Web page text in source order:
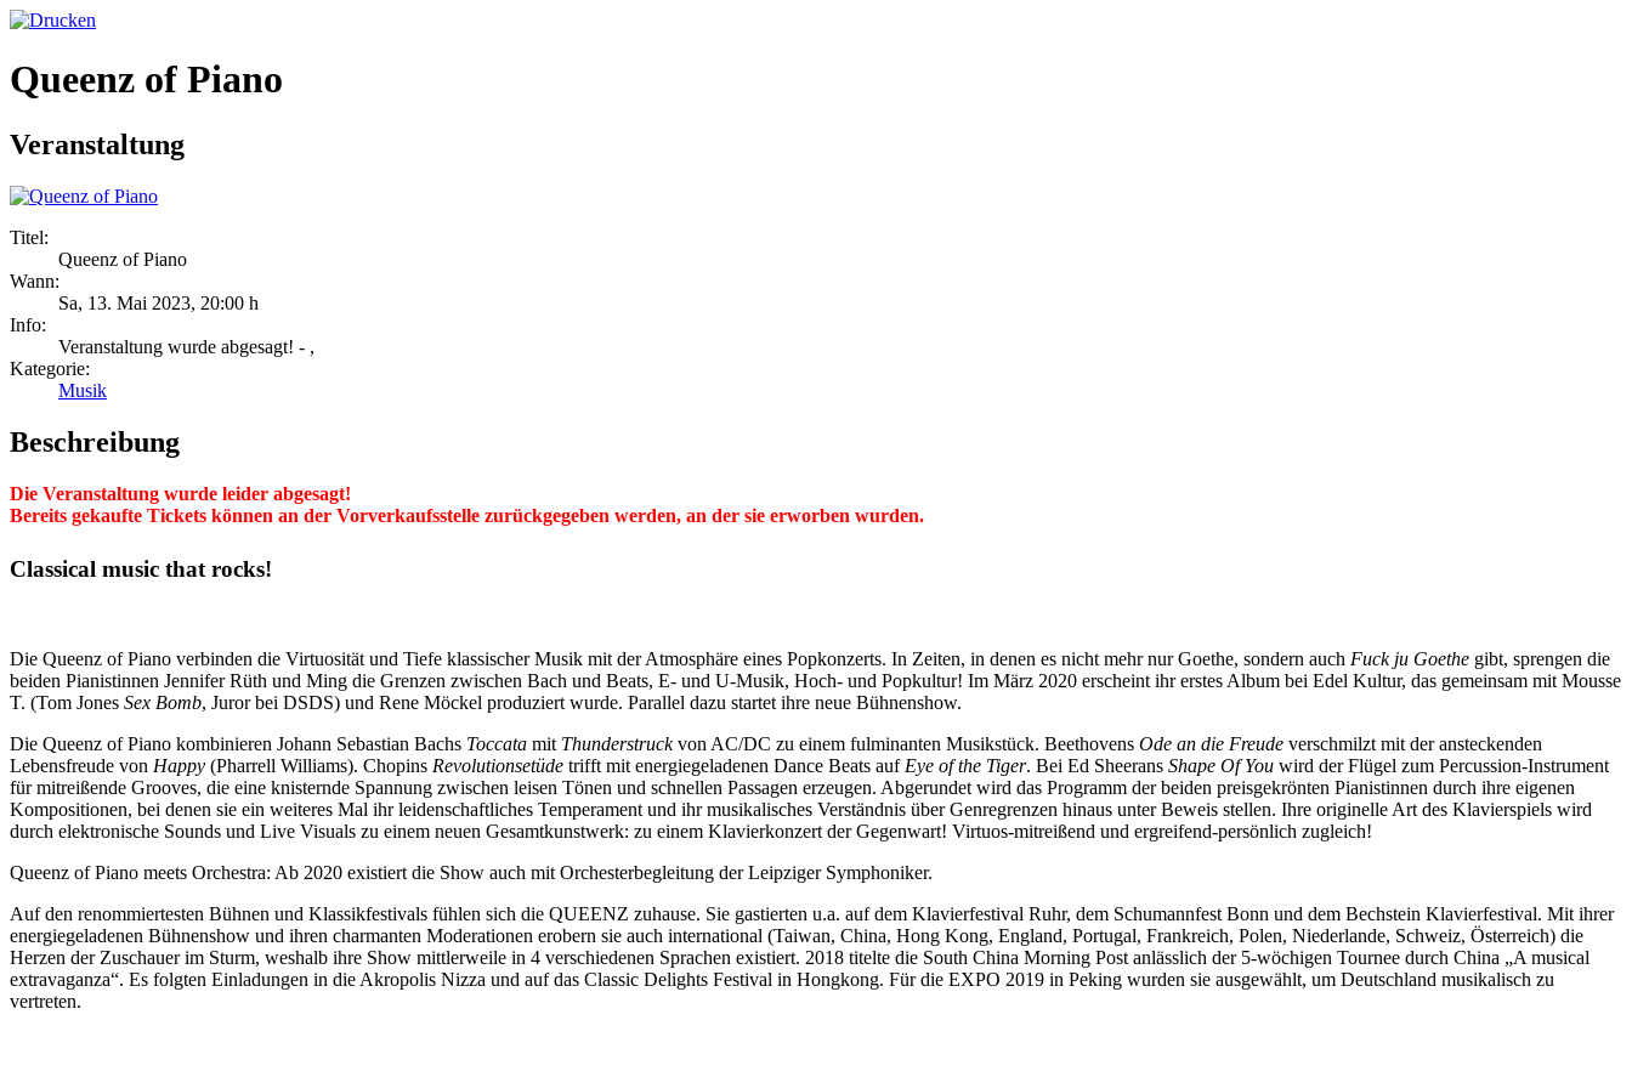
Queenz of Piano
Veranstaltung
Titel:
Queenz of Piano
Wann:
Sa, 13. Mai 2023, 20:00 h
Info:
Veranstaltung wurde abgesagt! - ,
Kategorie:
Musik
Beschreibung
Die Veranstaltung wurde leider abgesagt!
Bereits gekaufte Tickets können an der Vorverkaufsstelle zurückgegeben werden, an der sie erworben wurden.
Classical music that rocks!
Die Queenz of Piano verbinden die Virtuosität und Tiefe klassischer Musik mit der Atmosphäre eines Popkonzerts. In Zeiten, in denen es nicht mehr nur Goethe, sondern auch Fuck ju Goethe gibt, sprengen die
beiden Pianistinnen Jennifer Rüth und Ming die Grenzen zwischen Bach und Beats, E- und U-Musik, Hoch- und Popkultur! Im März 2020 erscheint ihr erstes Album bei Edel Kultur, das gemeinsam mit Mousse
T. (Tom Jones Sex Bomb, Juror bei DSDS) und Rene Möckel produziert wurde. Parallel dazu startet ihre neue Bühnenshow.
Die Queenz of Piano kombinieren Johann Sebastian Bachs Toccata mit Thunderstruckvon AC/DC zu einem fulminanten Musikstück. Beethovens Ode an die Freude verschmilzt mit der ansteckenden
Lebensfreude von Happy (Pharrell Williams). Chopins Revolutionsetüde trifft mit energiegeladenen Dance Beats aufEye of the Tiger. Bei Ed Sheerans Shape Of You wird der Flügel zum Percussion-Instrument
für mitreißende Grooves, die eine knisternde Spannung zwischen leisen Tönen und schnellen Passagen erzeugen. Abgerundet wird das Programm der beiden preisgekrönten Pianistinnen durch ihre eigenen
Kompositionen, bei denen sie ein weiteres Mal ihr leidenschaftliches Temperament und ihr musikalisches Verständnis über Genregrenzen hinaus unter Beweis stellen. Ihre originelle Art des Klavierspiels wird
durch elektronische Sounds und Live Visuals zu einem neuen Gesamtkunstwerk: zu einem Klavierkonzert der Gegenwart! Virtuos-mitreißend und ergreifend-persönlich zugleich!
Queenz of Piano meets Orchestra: Ab 2020 existiert die Show auch mit Orchesterbegleitung der Leipziger Symphoniker.
Auf den renommiertesten Bühnen und Klassikfestivals fühlen sich die QUEENZ zuhause. Sie gastierten u.a. auf dem Klavierfestival Ruhr, dem Schumannfest Bonn und dem Bechstein Klavierfestival. Mit ihrer
energiegeladenen Bühnenshow und ihren charmanten Moderationen erobern sie auch international (Taiwan, China, Hong Kong, England, Portugal, Frankreich, Polen, Niederlande, Schweiz, Österreich) die
Herzen der Zuschauer im Sturm, weshalb ihre Show mittlerweile in 4 verschiedenen Sprachen existiert. 2018 titelte die South China Morning Post anlässlich der 5-wöchigen Tournee durch China „A musical
extravaganza“. Es folgten Einladungen in die Akropolis Nizza und auf das Classic Delights Festival in Hongkong. Für die EXPO 2019 in Peking wurden sie ausgewählt, um Deutschland musikalisch zu
vertreten.